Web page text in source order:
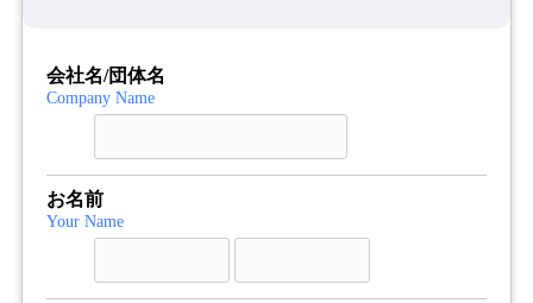
会社名/団体名
Company Name
お名前
Your Name